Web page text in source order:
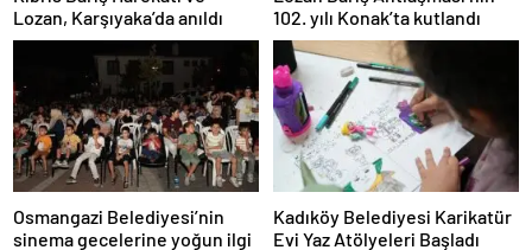
Lozan, Karşıyaka’da anıldı
102. yılı Konak’ta kutlandı
Osmangazi Belediyesi’nin
sinema gecelerine yoğun ilgi
Kadıköy Belediyesi Karikatür
Evi Yaz Atölyeleri Başladı